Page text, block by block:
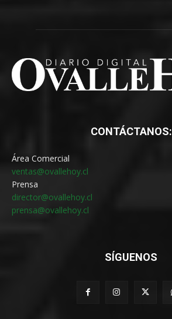
CONTÁCTANOS:
Área Comercial
ventas@ovallehoy.cl
Prensa
director@ovallehoy.cl
prensa@ovallehoy.cl
SÍGUENOS